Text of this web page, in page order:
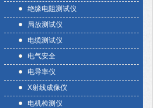
绝缘电阻测试仪
局放测试仪
电缆测试仪
电气安全
电导率仪
X射线成像仪
电机检测仪